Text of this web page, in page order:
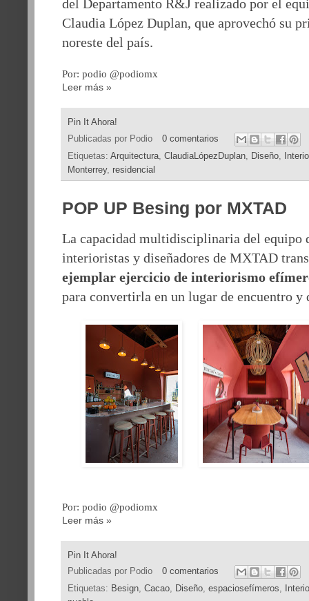
del Departamento R&J realizado por el
Claudia López Duplan, que aprovechó su
noreste del país.
Por: podio @podiomx
Leer más »
Pin It Ahora!
Publicadas por Podio
0 comentarios
Etiquetas: Arquitectura ClaudiaLópezDuplan Diseño
Monterrey, residencial
POP UP Besing por MXTAD
La capacidad multidisciplinaria del equipo
interioristas y diseñadores de MXTAD
ejemplar ejercicio de interiorismo
para convertirla en un lugar de encuentro y
Por: podio @podiomx
Leer más »
Pin It Ahora!
Publicadas por Podio
0 comentarios
Etiquetas: Besign, Cacao, Diseño, espaciosefímeros,